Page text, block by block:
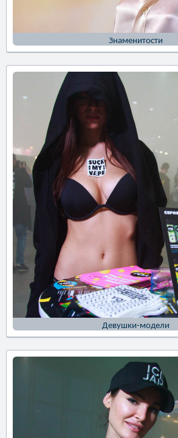
Знаменитости
Девушки-модели